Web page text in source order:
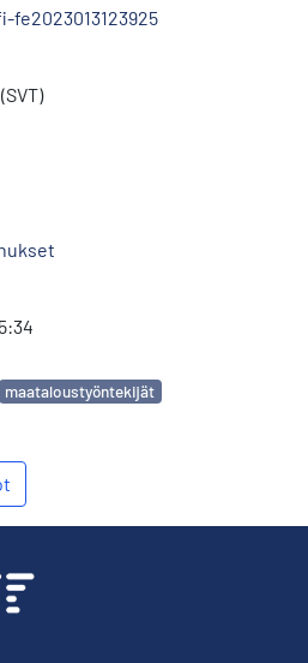
maataloustyöntekijät